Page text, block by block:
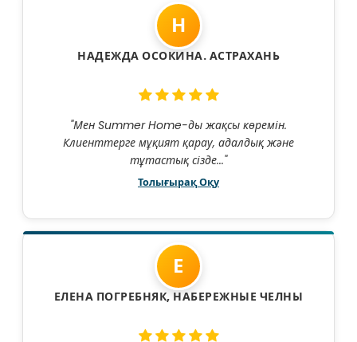
Н
НАДЕЖДА ОСОКИНА. АСТРАХАНЬ
"Мен Summer Home-ды жақсы көремін.
Клиенттерге мұқият қарау, адалдық және
тұтастық сізде..."
Толығырақ Оқу
Е
ЕЛЕНА ПОГРЕБНЯК, НАБЕРЕЖНЫЕ ЧЕЛНЫ